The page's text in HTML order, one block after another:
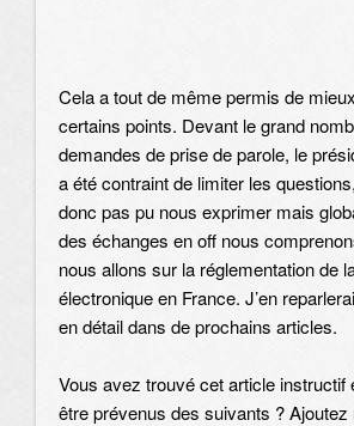
Cela a tout de même permis de
certains points. Devant le grand
demandes de prise de parole, le
a été contraint de limiter les
donc pas pu nous exprimer mais
des échanges en off nous
nous allons sur la réglementation de
électronique en France. J’en
en détail dans de prochains articles.
Vous avez trouvé cet article instructif
être prévenus des suivants ?